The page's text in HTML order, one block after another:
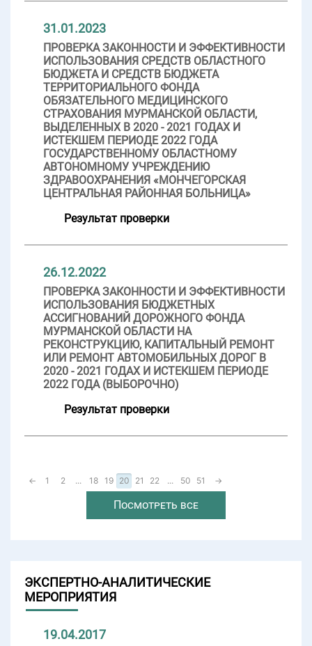
31.01.2023
ПРОВЕРКА ЗАКОННОСТИ И ЭФФЕКТИВНОСТИ
ИСПОЛЬЗОВАНИЯ СРЕДСТВ ОБЛАСТНОГО
БЮДЖЕТА И СРЕДСТВ БЮДЖЕТА
ТЕРРИТОРИАЛЬНОГО ФОНДА
ОБЯЗАТЕЛЬНОГО МЕДИЦИНСКОГО
СТРАХОВАНИЯ МУРМАНСКОЙ ОБЛАСТИ,
ВЫДЕЛЕННЫХ В 2020 - 2021 ГОДАХ И
ИСТЕКШЕМ ПЕРИОДЕ 2022 ГОДА
ГОСУДАРСТВЕННОМУ ОБЛАСТНОМУ
АВТОНОМНОМУ УЧРЕЖДЕНИЮ
ЗДРАВООХРАНЕНИЯ «МОНЧЕГОРСКАЯ
ЦЕНТРАЛЬНАЯ РАЙОННАЯ БОЛЬНИЦА»
Результат проверки
26.12.2022
ПРОВЕРКА ЗАКОННОСТИ И ЭФФЕКТИВНОСТИ
ИСПОЛЬЗОВАНИЯ БЮДЖЕТНЫХ
АССИГНОВАНИЙ ДОРОЖНОГО ФОНДА
МУРМАНСКОЙ ОБЛАСТИ НА
РЕКОНСТРУКЦИЮ, КАПИТАЛЬНЫЙ РЕМОНТ
ИЛИ РЕМОНТ АВТОМОБИЛЬНЫХ ДОРОГ В
2020 - 2021 ГОДАХ И ИСТЕКШЕМ ПЕРИОДЕ
2022 ГОДА (ВЫБОРОЧНО)
Результат проверки
← 1 2 ... 18 19 20 21 22 ... 50 51 →
Посмотреть все
ЭКСПЕРТНО-АНАЛИТИЧЕСКИЕ
МЕРОПРИЯТИЯ
19.04.2017